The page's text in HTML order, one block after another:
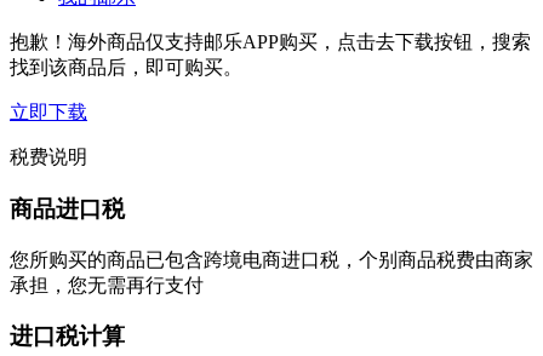
抱歉！海外商品仅支持邮乐APP购买，点击去下载按钮，搜索
找到该商品后，即可购买。
立即下载
税费说明
商品进口税
您所购买的商品已包含跨境电商进口税，个别商品税费由商家
承担，您无需再行支付
进口税计算